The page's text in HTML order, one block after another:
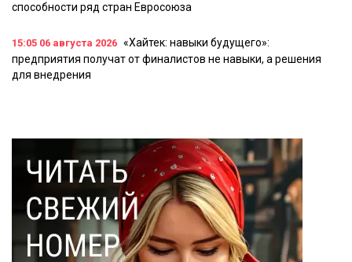
способности ряд стран Евросоюза
15:05 06 августа 2026 «Хайтек: навыки будущего»:
предприятия получат от финалистов не навыки, а решения
для внедрения